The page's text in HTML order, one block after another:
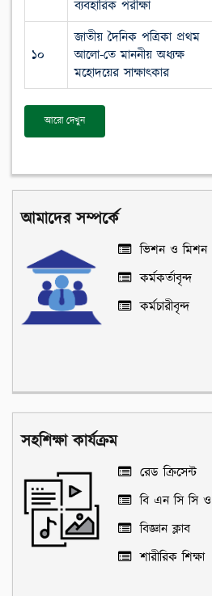
ব্যবহারিক পরীক্ষা
১০
জাতীয় দৈনিক পত্রিকা প্রথম
আলো-তে মাননীয় অধ্যক্ষ
মহোদয়ের সাক্ষাৎকার
আরো দেখুন
আমাদের সম্পর্কে
ভিশন ও মিশন
কর্মকর্তাবৃন্দ
কর্মচারীবৃন্দ
সহশিক্ষা কার্যক্রম
রেড ক্রিসেন্ট
বি এন সি সি
বিজ্ঞান ক্লাব
শারীরিক শিক্ষা